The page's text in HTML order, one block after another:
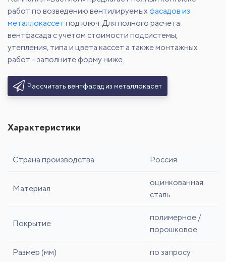
работ по возведению вентилируемых фасадов из
металлокассет под ключ. Для полного расчета
вентфасада с учетом стоимости подсистемы,
утепления, типа и цвета кассет а также монтажных
работ - заполните форму ниже.
Рассчитать вентфасад из металлокасет
Характеристики
Страна производства Россия
Материал
оцинкованная
сталь
Покрытие
полимерное /
порошковое
Размер (мм) по запросу